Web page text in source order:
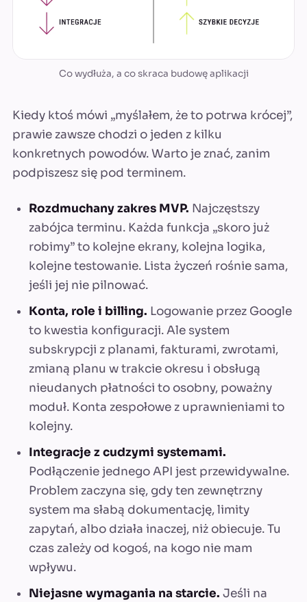
Co wydłuża, a co skraca budowę aplikacji
Kiedy ktoś mówi „myślałem, że to potrwa krócej”,
prawie zawsze chodzi o jeden z kilku
konkretnych powodów. Warto je znać, zanim
podpiszesz się pod terminem.
Rozdmuchany zakres MVP. Najczęstszy
zabójca terminu. Każda funkcja „skoro już
robimy” to kolejne ekrany, kolejna logika,
kolejne testowanie. Lista życzeń rośnie sama,
jeśli jej nie pilnować.
Konta, role i billing. Logowanie przez Google
to kwestia konfiguracji. Ale system
subskrypcji z planami, fakturami, zwrotami,
zmianą planu w trakcie okresu i obsługą
nieudanych płatności to osobny, poważny
moduł. Konta zespołowe z uprawnieniami to
kolejny.
Integracje z cudzymi systemami.
Podłączenie jednego API jest przewidywalne.
Problem zaczyna się, gdy ten zewnętrzny
system ma słabą dokumentację, limity
zapytań, albo działa inaczej, niż obiecuje. Tu
czas zależy od kogoś, na kogo nie mam
wpływu.
Niejasne wymagania na starcie. Jeśli na